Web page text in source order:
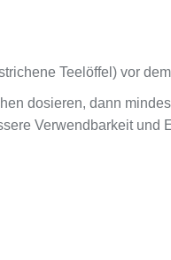
Teelöffel) vor
dosieren, dann
Verwendbarkeit und